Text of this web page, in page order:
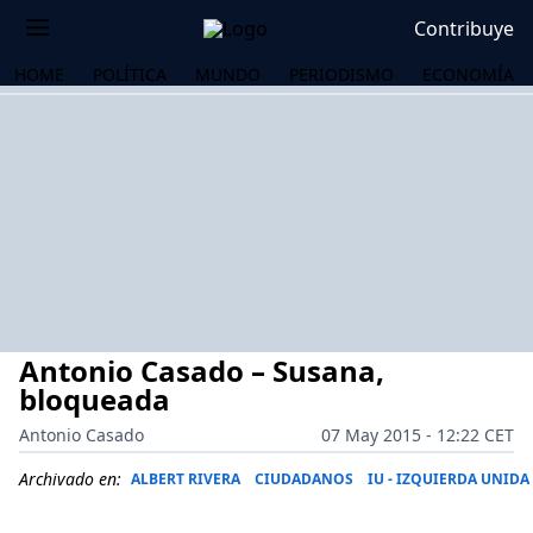
Contribuye
HOME POLÍTICA MUNDO PERIODISMO ECONOMÍA
Antonio Casado – Susana,
bloqueada
Antonio Casado
07 May 2015 - 12:22 CET
Archivado en: ALBERT RIVERA CIUDADANOS IU - IZQUIERDA UNIDA